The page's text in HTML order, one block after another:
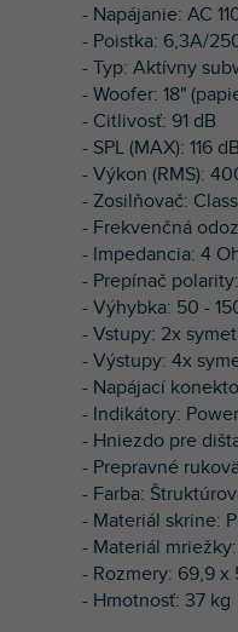
- Napájanie: AC
- Poistka: 6,3A/
- Typ: Aktívny
- Woofer: 18"
- Citlivosť: 91 dB
- SPL (MAX): 116 dB
- Výkon (RMS):
- Zosilňovač:
- Frekvenčná
- Impedancia: 4
- Prepínač
- Výhybka: 50 -
- Vstupy: 2x
- Výstupy: 4x
- Napájací
- Indikátory:
- Hniezdo pre
- Prepravné
- Farba:
- Materiál skrine:
- Materiál
- Rozmery: 69,9 x
- Hmotnosť: 37 kg